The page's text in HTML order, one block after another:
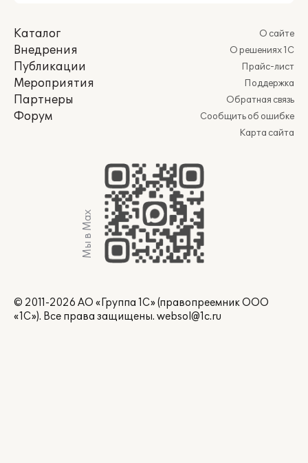
Каталог
Внедрения
Публикации
Мероприятия
Партнеры
Форум
О сайте
О решениях 1С
Прайс-лист
Поддержка
Обратная связь
Сообщить об ошибке
Карта сайта
Мы в Max
© 2011-2026 АО «Группа 1С» (правопреемник ООО
«1С»). Все права защищены. websol@1c.ru